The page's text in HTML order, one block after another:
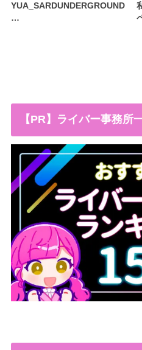
YUA_SARDUNDERGROUND
…
【PR】ライバー事務所